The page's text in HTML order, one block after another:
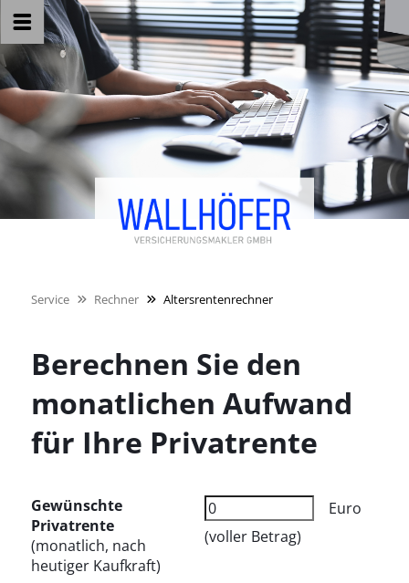
Service Rechner Altersrentenrechner
Berechnen Sie den
monatlichen Aufwand
für Ihre Privatrente
Gewünschte
Privatrente
(monatlich, nach
heutiger Kaufkraft)
Euro
(voller Betrag)